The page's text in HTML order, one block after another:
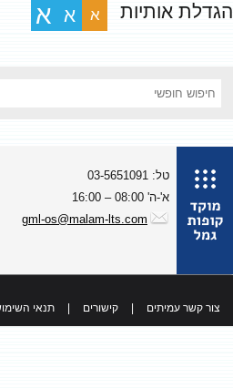
אותיות א א א
טל: 03-5651091
א'-ה' 08:00 – 16:00
gml-os@malam-lts.com
צור קשר עמיתים קישורים תנאי השימוש